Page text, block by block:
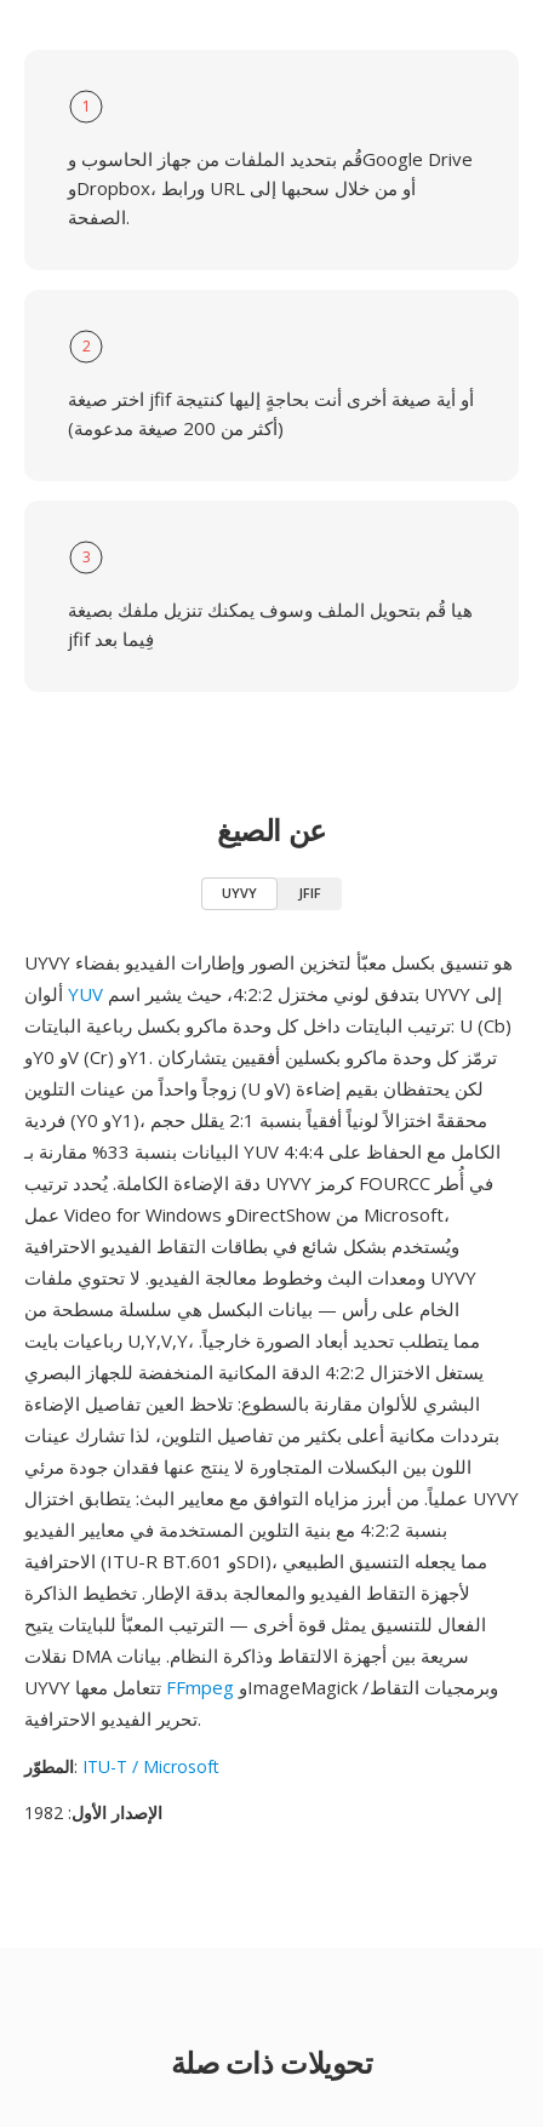
1
قُم بتحديد الملفات من جهاز الحاسوب وGoogle Drive
وDropbox، ورابط URL أو من خلال سحبها إلى
الصفحة.
2
اختر صيغة jfif أو أية صيغة أخرى أنت بحاجةٍ إليها كنتيجة
(أكثر من 200 صيغة مدعومة)
3
هيا قُم بتحويل الملف وسوف يمكنك تنزيل ملفك بصيغة
jfif فِيما بعد
عن الصيغ
UYVY JFIF
UYVY هو تنسيق بكسل معبّأ لتخزين الصور وإطارات الفيديو بفضاء
YUV
ترتيب البايتات داخل كل وحدة ماكرو بكسل رباعية البايتات: U (Cb)
وY0 وV (Cr) وY1. ترمّز كل وحدة ماكرو بكسلين أفقيين يتشاركان
زوجاً واحداً من عينات التلوين (U وV) لكن يحتفظان بقيم إضاءة
فردية (Y0 وY1)، محققةً اختزالاً لونياً أفقياً بنسبة 2:1 يقلل حجم
البيانات بنسبة 33% مقارنة بـ YUV 4:4:4 الكامل مع الحفاظ على
دقة الإضاءة الكاملة. يُحدد ترتيب UYVY كرمز FOURCC في أُطر
عمل Video for Windows وDirectShow من Microsoft،
ويُستخدم بشكل شائع في بطاقات التقاط الفيديو الاحترافية
ومعدات البث وخطوط معالجة الفيديو. لا تحتوي ملفات UYVY
الخام على رأس — بيانات البكسل هي سلسلة مسطحة من
رباعيات بايت U,Y,V,Y، مما يتطلب تحديد أبعاد الصورة خارجياً.
يستغل الاختزال 4:2:2 الدقة المكانية المنخفضة للجهاز البصري
البشري للألوان مقارنة بالسطوع: تلاحظ العين تفاصيل الإضاءة
بترددات مكانية أعلى بكثير من تفاصيل التلوين، لذا تشارك عينات
اللون بين البكسلات المتجاورة لا ينتج عنها فقدان جودة مرئي
عملياً. من أبرز مزاياه التوافق مع معايير البث: يتطابق اختزال UYVY
بنسبة 4:2:2 مع بنية التلوين المستخدمة في معايير الفيديو
الاحترافية (ITU-R BT.601 وSDI)، مما يجعله التنسيق الطبيعي
لأجهزة التقاط الفيديو والمعالجة بدقة الإطار. تخطيط الذاكرة
الفعال للتنسيق يمثل قوة أخرى — الترتيب المعبّأ للبايتات يتيح
نقلات DMA سريعة بين أجهزة الالتقاط وذاكرة النظام. بيانات
FFmpeg
تحرير الفيديو الاحترافية.
المطوّر: ITU-T / Microsoft
الإصدار الأول: 1982
تحويلات ذات صلة